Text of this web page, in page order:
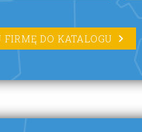
FIRMĘ DO KATALOGU